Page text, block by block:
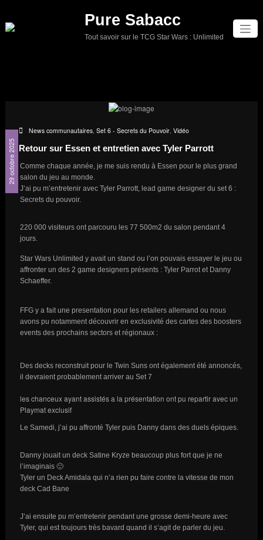
contenu
Pure Sabacc
Tout savoir sur le TCG Star Wars : Unlimited
29 octobre 2025
News communautaires, Set 6 - Secrets du Pouvoir, Vidéo
Retour sur Essen et entretien avec Tyler Parrott
Comme chaque année, je me suis rendu à Essen pour le plus grand
salon du jeu au monde.
J’ai pu m’entretenir avec Tyler Parrott, lead game designer du set 6 :
Secrets du pouvoir.
220 000 visiteurs ont parcouru les 77 500m2 du salon pendant 4
jours.
Star Wars Unlimited y avait un stand ou l’on pouvais essayer le jeu ou
affronter un des 2 game designers présents : Tyler Parrot et Danny
Schaeffer.
FFG y a fait une presentation pour les retailers allemand ou nous
avons pu notamment découvrir en exclusivité des cartes des boosters
events des prochains sectors et régionaux :
Des decks reconstruit pour le Twin Suns ont également été annoncés,
il devraient probablement arriver au Set 7
les chanceux ayant assistés a la présentation ont pu repartir avec un
Playmat exclusif
Le Samedi, j’ai pu affronté Tyler puis Danny dans des duels épiques.
Danny jouait un deck Satine Kryze beaucoup plus fort que je ne
l’imaginais 🙂
Tyler un Deck Amidala qui n’a rien pu faire contre la vitesse de mon
deck Cad Bane
J’ai ensuite pu m’entretenir pendant une grosse demi-heure avec
Tyler, qui est toujours très bavard quand il s’agit de parler du jeu.